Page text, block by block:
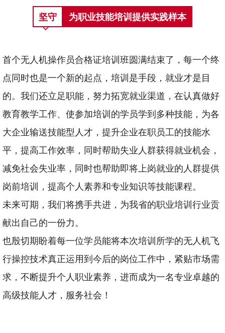
坚守 为职业技能培训提供实践样本
首个无人机操作员合格证培训班圆满结束了，每一个终
点同时也是一个新的起点，培训是手段，就业才是目
的。我们还立足职能，努力拓宽就业渠道，在认真做好
教育教学工作、使参加培训的学员学到多种技能，为各
大企业输送技能型人才，提升企业在职员工的技能水
平，提高工作效率，同时帮助失业人群获得就业机会，
减免社会失业率，同时也帮助即将上岗就业的人群提供
岗前培训，提高个人素养和专业知识等技能课程。
未来可期，我们将携手共进，为我省的职业培训行业贡
献出自己的一份力。
也殷切期盼着每一位学员能将本次培训所学的无人机飞
行操控技术真正运用到今后的岗位工作中，紧贴市场需
求，不断提升个人职业素养，进而成为一名专业卓越的
高级技能人才，服务社会！